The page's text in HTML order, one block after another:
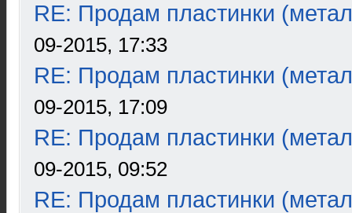
RE: Продам пластинки
09-2015, 17:33
RE: Продам пластинки
09-2015, 17:09
RE: Продам пластинки
09-2015, 09:52
RE: Продам пластинки